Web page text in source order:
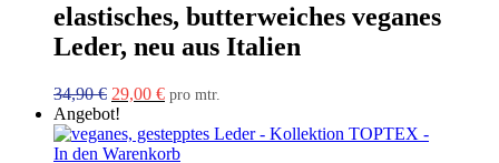
elastisches, butterweiches veganes
Leder, neu aus Italien
34,90€ Ursprünglicher
Preis
war:
34,90 €
29,00 €Aktueller
ist:
29,00 €.
pro mtr.
Angebot!
In den Warenkorb